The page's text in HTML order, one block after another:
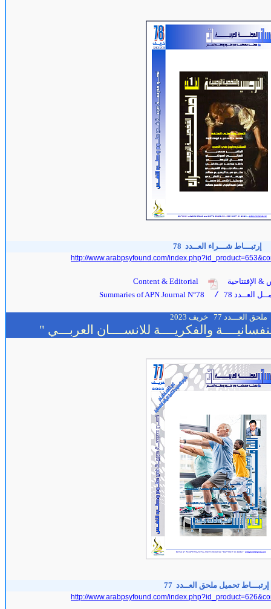
إرتبـــاط شـــراء العــدد 78
http://www.arabpsyfound.com/
Content & Editorial
& الإفتتاحية
Summaries of APN Journal N°78 / العــدد 78
ملحق العـــدد 77 خريف 2023
والفكريــــة للانســــان العربـــي "
إرتبـــاط تحميل ملحق العــدد 77
http://www.arabpsyfound.com/